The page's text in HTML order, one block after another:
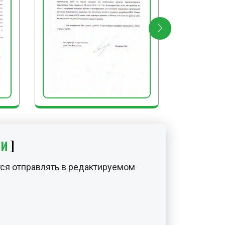
отправлять в редактируемом